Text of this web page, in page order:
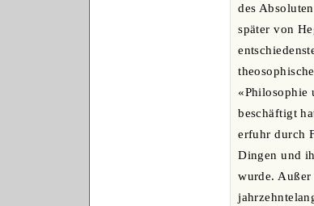
des
später von
«Philosophie
beschäftigt
erfuhr durch
Dingen und
wurde.